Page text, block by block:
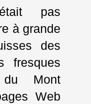
pas
à grande
des
fresques
du Mont
Web